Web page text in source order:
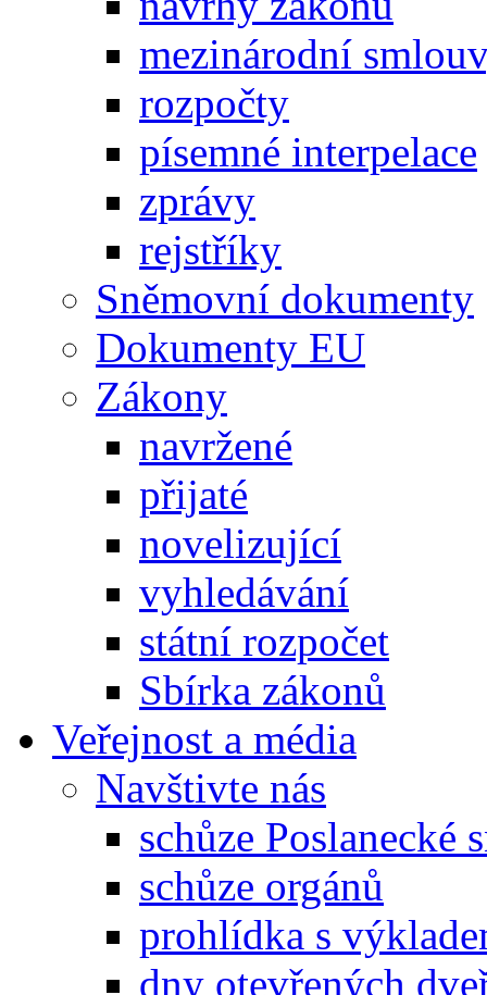
mezinárodní
rozpočty
písemné interpelace
zprávy
rejstříky
Sněmovní dokumenty
Dokumenty EU
Zákony
navržené
přijaté
novelizující
vyhledávání
státní rozpočet
Sbírka zákonů
Veřejnost a média
Navštivte nás
schůze Poslanecké
schůze orgánů
prohlídka s
dny otevřených